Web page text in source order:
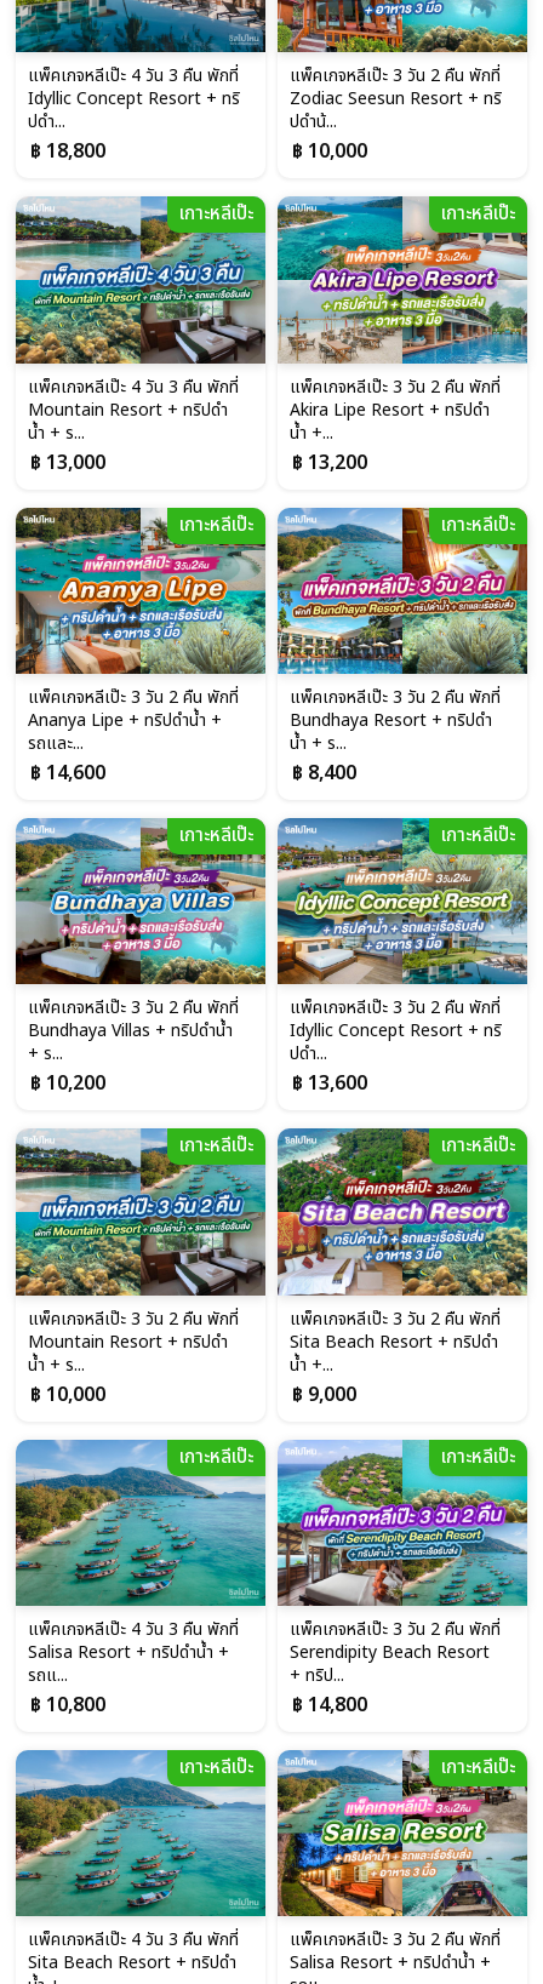
แพ็คเกจหลีเป๊ะ 4 วัน 3 คืน พักที่
Idyllic Concept Resort + ทริ
ปดำ...
฿ 18,800
แพ็คเกจหลีเป๊ะ 3 วัน 2 คืน พักที่
Zodiac Seesun Resort + ทริ
ปดำน้...
฿ 10,000
เกาะหลีเป๊ะ
แพ็คเกจหลีเป๊ะ 4 วัน 3 คืน พักที่
Mountain Resort + ทริปดำ
น้ำ + ร...
฿ 13,000
เกาะหลีเป๊ะ
แพ็คเกจหลีเป๊ะ 3 วัน 2 คืน พักที่
Akira Lipe Resort + ทริปดำ
น้ำ +...
฿ 13,200
เกาะหลีเป๊ะ
แพ็คเกจหลีเป๊ะ 3 วัน 2 คืน พักที่
Ananya Lipe + ทริปดำน้ำ +
รถและ...
฿ 14,600
เกาะหลีเป๊ะ
แพ็คเกจหลีเป๊ะ 3 วัน 2 คืน พักที่
Bundhaya Resort + ทริปดำ
น้ำ + ร...
฿ 8,400
เกาะหลีเป๊ะ
แพ็คเกจหลีเป๊ะ 3 วัน 2 คืน พักที่
Bundhaya Villas + ทริปดำน้ำ
+ ร...
฿ 10,200
เกาะหลีเป๊ะ
แพ็คเกจหลีเป๊ะ 3 วัน 2 คืน พักที่
Idyllic Concept Resort + ทริ
ปดำ...
฿ 13,600
เกาะหลีเป๊ะ
แพ็คเกจหลีเป๊ะ 3 วัน 2 คืน พักที่
Mountain Resort + ทริปดำ
น้ำ + ร...
฿ 10,000
เกาะหลีเป๊ะ
แพ็คเกจหลีเป๊ะ 3 วัน 2 คืน พักที่
Sita Beach Resort + ทริปดำ
น้ำ +...
฿ 9,000
เกาะหลีเป๊ะ
แพ็คเกจหลีเป๊ะ 4 วัน 3 คืน พักที่
Salisa Resort + ทริปดำน้ำ +
รถแ...
฿ 10,800
เกาะหลีเป๊ะ
แพ็คเกจหลีเป๊ะ 3 วัน 2 คืน พักที่
Serendipity Beach Resort
+ ทริป...
฿ 14,800
เกาะหลีเป๊ะ
แพ็คเกจหลีเป๊ะ 4 วัน 3 คืน พักที่
Sita Beach Resort + ทริปดำ
เกาะหลีเป๊ะ
แพ็คเกจหลีเป๊ะ 3 วัน 2 คืน พักที่
Salisa Resort + ทริปดำน้ำ +